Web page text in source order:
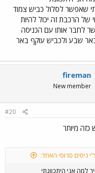
שאפשר לסלול כביש צמוד
של הרכבת זה יכול להיות
לחבר אותו עם הכניסה
שבע ולכביש עוקף באר
fireman
New member
#20
כזה מיותר
ניסים סרוסי האחד:
למה אני היתכוונתי